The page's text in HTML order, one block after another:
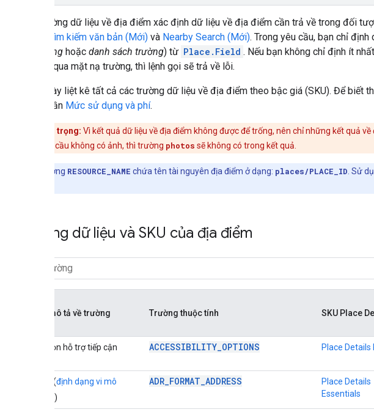
Các trường dữ liệu về địa điểm xác định dữ liệu về địa điểm cần trả về trong đối
Tìm kiếm văn bản (Mới) và Nearby Search (Mới). Trong yêu cầu, bạn chỉ
nạ trường hoặc danh sách trường) từ Place.Field . Nếu bạn không chỉ định ít
bạn bỏ qua mặt nạ trường, thì lệnh gọi sẽ trả về lỗi.
Trang này liệt kê tất cả các trường dữ liệu về địa điểm theo bậc giá (SKU). Để biết
xem phần Mức sử dụng và phí.
Lưu ý quan trọng: Vì kết quả dữ liệu về địa điểm không được để trống, nên chỉ những kết quả
điểm được yêu cầu không có ảnh, thì trường photos sẽ không có trong kết quả.
Trường RESOURCE_NAME chứa tên tài nguyên địa điểm ở dạng: places/PLACE_ID . Sử
Trường dữ liệu và SKU của địa điểm
Phần mô tả về trường Trường thuộc tính SKU Place
Tuỳ chọn hỗ trợ tiếp cận ACCESSIBILITY_OPTIONS Place Details
Địa chỉ (định dạng vi mô
)
ADR_FORMAT_ADDRESS
Place Details
Essentials